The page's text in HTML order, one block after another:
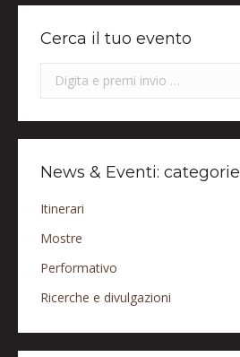
Cerca il tuo evento
Search:
News & Eventi: categorie
Itinerari
Mostre
Performativo
Ricerche e divulgazioni